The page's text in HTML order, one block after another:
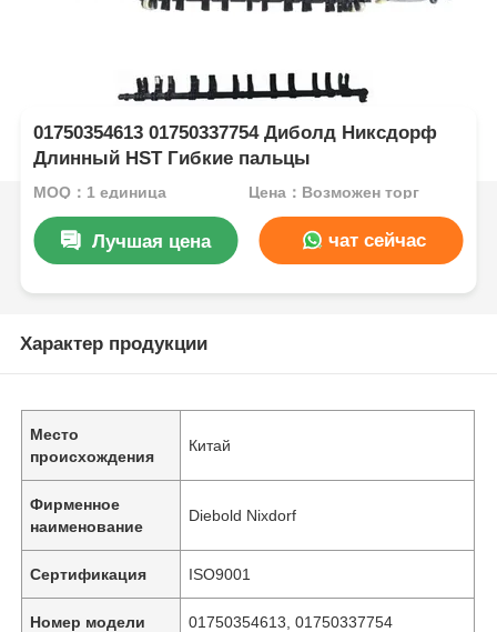
01750354613 01750337754 Диболд Никсдорф
Длинный HST Гибкие пальцы
MOQ：1 единица Цена：Возможен торг
Лучшая цена чат сейчас
Характер продукции
Место
происхождения
Китай
Фирменное
наименование
Diebold Nixdorf
Сертификация ISO9001
Номер модели 01750354613, 01750337754